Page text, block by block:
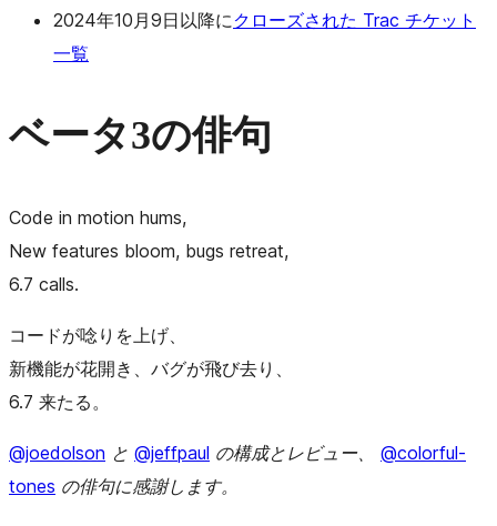
2024年10月9日以降にクローズされた Trac チケット
一覧
ベータ3の俳句
Code in motion hums,
New features bloom, bugs retreat,
6.7 calls.
コードが唸りを上げ、
新機能が花開き、バグが飛び去り、
6.7 来たる。
@joedolson と @jeffpaul の構成とレビュー、 @colorful-
tones の俳句に感謝します。